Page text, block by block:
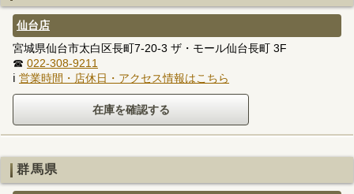
仙台店
宮城県仙台市太白区長町7-20-3 ザ・モール仙台長町 3F
☎ 022-308-9211
ℹ 営業時間・店休日・アクセス情報はこちら
群馬県